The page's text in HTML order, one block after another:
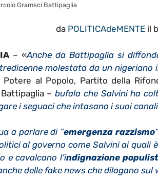
Gramsci Battipaglia
da POLITICAdeMENTEil
– «Anche da Battipaglia si
molestata da un nigeriano
al Popolo, Partito della
– bufala che Salvini ha
i seguaci che intasano i suoi
a parlare di “emergenza razzismo
al governo come Salvini ai
e cavalcano l’indignazione
delle fake news che dilagano